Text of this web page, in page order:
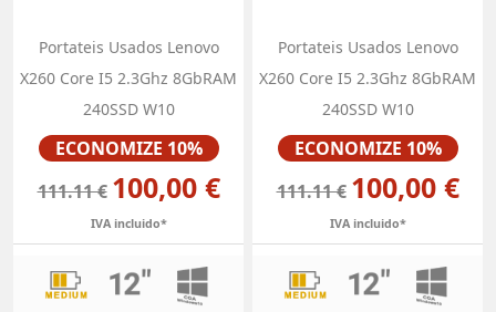
Portateis Usados Lenovo
X260 Core I5 2.3Ghz 8GbRAM
240SSD W10
Preço
ECONOMIZE 10%
111.11 € 100,00 €
IVA incluido*
Portateis Usados Lenovo
X260 Core I5 2.3Ghz 8GbRAM
240SSD W10
Preço
ECONOMIZE 10%
111.11 € 100,00 €
IVA incluido*